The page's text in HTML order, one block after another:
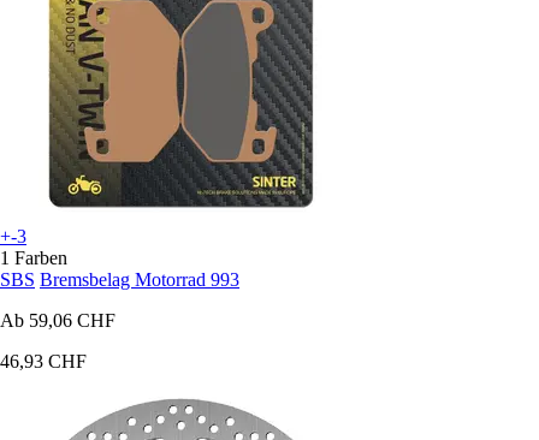
+-3
1 Farben
SBS Bremsbelag Motorrad 993
Ab 59,06 CHF
46,93 CHF